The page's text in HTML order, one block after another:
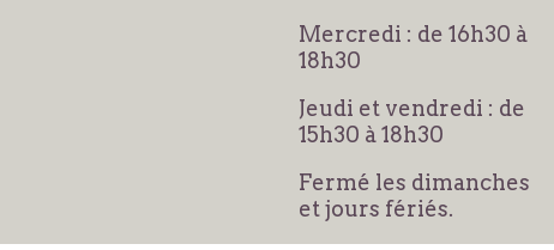
Mercredi : de 16h30 à
18h30
Jeudi et vendredi : de
15h30 à 18h30
Fermé les dimanches
et jours fériés.